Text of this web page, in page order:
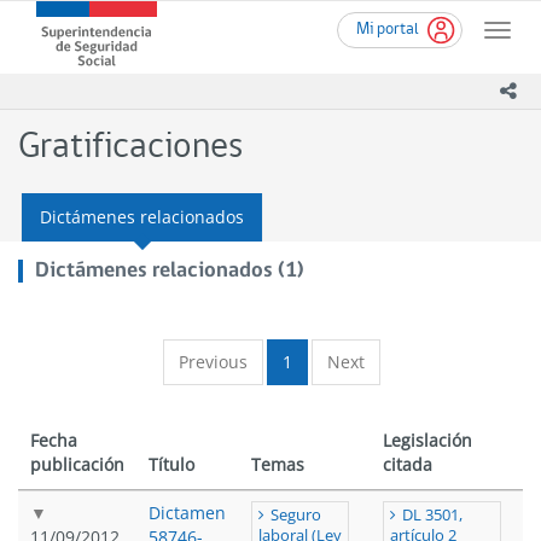
contenido
Mi portal
Toggle
Superintendencia
de
(SUSESO)
-
de
Chile
Gratificaciones
Dictámenes relacionados
Dictámenes relacionados (1)
Previous 1 Next
Fecha
publicación
Título Temas
Legislación
citada
11/09/2012
Dictamen
58746-
Seguro
laboral (Ley
DL 3501,
artículo 2